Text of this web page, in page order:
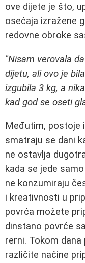
ove dijete je što,
osećaja izražene
redovne obroke
"Nisam verovala
dijetu, ali ovo je
izgubila 3 kg, a
kad god se oseti
Međutim, postoje
smatraju se dani
ne ostavlja
kada se jede
ne konzumiraju
i kreativnosti u
povrća možete
dinstano povrće
rerni. Tokom
različite načine